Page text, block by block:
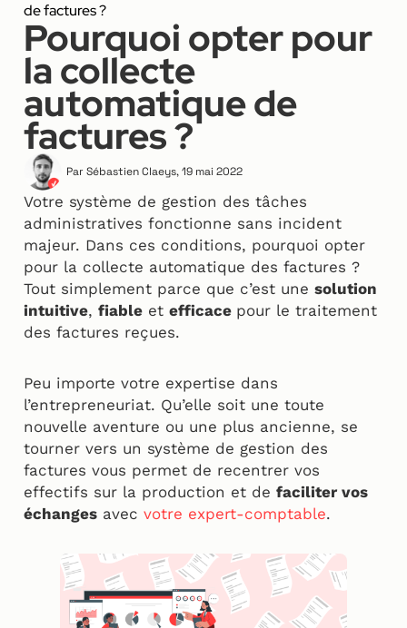
de factures ?
Pourquoi opter pour
la collecte
automatique de
factures ?
Par Sébastien Claeys,19 mai 2022
Votre système de gestion des tâches
administratives fonctionne sans incident
majeur. Dans ces conditions, pourquoi opter
pour la collecte automatique des factures ?
Tout simplement parce que c’est une solution
intuitive, fiable et efficace pour le traitement
des factures reçues.
Peu importe votre expertise dans
l’entrepreneuriat. Qu’elle soit une toute
nouvelle aventure ou une plus ancienne, se
tourner vers un système de gestion des
factures vous permet de recentrer vos
effectifs sur la production et de faciliter vos
échanges avec votre expert-comptable.